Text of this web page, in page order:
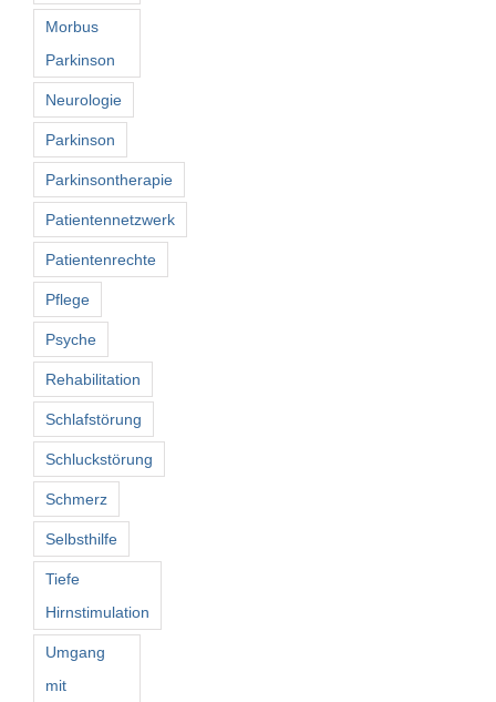
Morbus
Parkinson
Neurologie
Parkinson
Parkinsontherapie
Patientennetzwerk
Patientenrechte
Pflege
Psyche
Rehabilitation
Schlafstörung
Schluckstörung
Schmerz
Selbsthilfe
Tiefe
Hirnstimulation
Umgang
mit